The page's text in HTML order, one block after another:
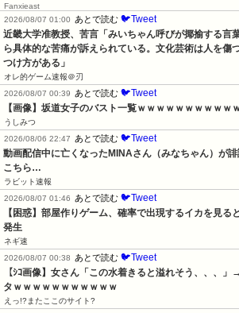
Fanxieast
2026/08/07 01:00
あとで読む 🐦Tweet
近畿大学准教授、苦言「みいちゃん呼びが揶揄する言
ら具体的な苦痛が訴えられている。文化芸術は人を傷
つけ方がある」
オレ的ゲーム速報＠刃
2026/08/07 00:39
あとで読む 🐦Tweet
【画像】坂道女子のバスト一覧ｗｗｗｗｗｗｗｗｗｗ
うしみつ
2026/08/06 22:47
あとで読む 🐦Tweet
動画配信中に亡くなったMINAさん（みなちゃん）が
こちら…
ラビット速報
2026/08/07 01:46
あとで読む 🐦Tweet
【困惑】部屋作りゲーム、確率で出現するイカを見る
発生
ネギ速
2026/08/07 00:38
あとで読む 🐦Tweet
【ｼｺ画像】女さん「この水着きると溢れそう、、、
タｗｗｗｗｗｗｗｗｗｗｗ
えっ!?またここのサイト?